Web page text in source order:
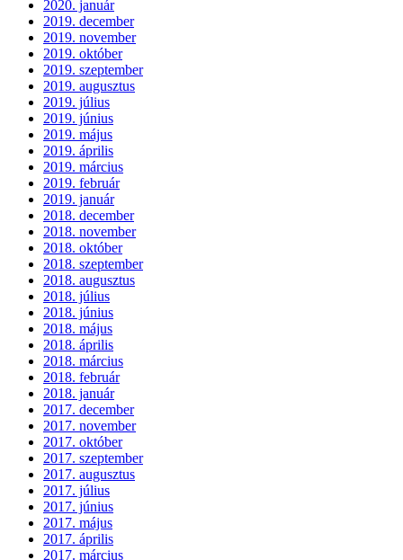
2020. január
2019. december
2019. november
2019. október
2019. szeptember
2019. augusztus
2019. július
2019. június
2019. május
2019. április
2019. március
2019. február
2019. január
2018. december
2018. november
2018. október
2018. szeptember
2018. augusztus
2018. július
2018. június
2018. május
2018. április
2018. március
2018. február
2018. január
2017. december
2017. november
2017. október
2017. szeptember
2017. augusztus
2017. július
2017. június
2017. május
2017. április
2017. március